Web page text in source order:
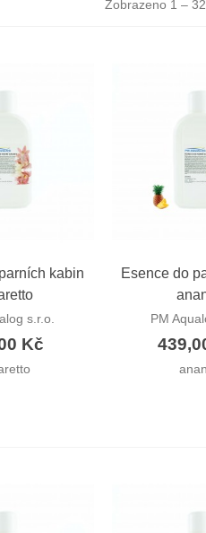
Zobrazeno 1 –
kabin
s.r.o.
Kč
Rychlý
Esence do
PM